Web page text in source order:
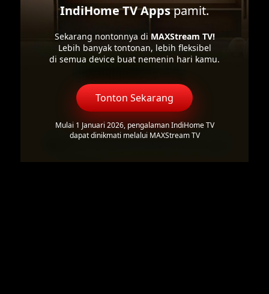
IndiHome TV Appspamit.
Sekarang nontonnya di MAXStream TV!
Lebih banyak tontonan, lebih fleksibel
di semua device buat nemenin hari kamu.
Tonton Sekarang
Mulai 1 Januari 2026, pengalaman IndiHome TV
dapat dinikmati melalui MAXStream TV